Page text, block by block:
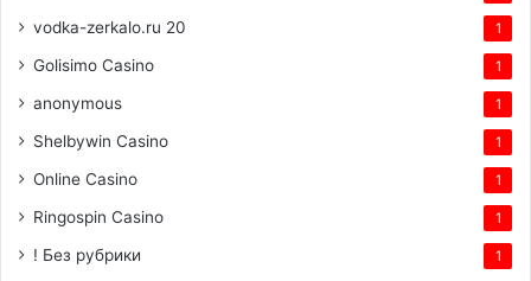
vodka-zerkalo.ru 20 1
Golisimo Casino 1
anonymous 1
Shelbywin Casino 1
Online Casino 1
Ringospin Casino 1
! Без рубрики 1